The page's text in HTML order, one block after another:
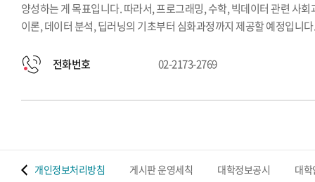
양성하는 게 목표입니다. 따라서, 프로그래밍, 수학, 빅데이터 관련 사회
이론, 데이터 분석, 딥러닝의 기초부터 심화과정까지 제공할 예정입니
전화번호 02-2173-2769
개인정보처리방침 게시판 운영세칙 대학정보공시 대